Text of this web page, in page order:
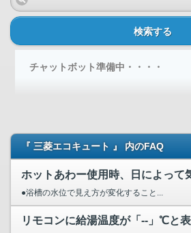
検索する
チャットボット準備中・・・・
『 三菱エコキュート 』 内のFAQ
●浴槽の水位で見え方が変化すること...